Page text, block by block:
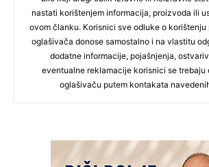
nastati korištenjem informacija, proizvoda ili
ovom članku. Korisnici sve odluke o korištenju
oglašivača donose samostalno i na vlastitu
dodatne informacije, pojašnjenja,
eventualne reklamacije korisnici se trebaju
oglašivaču putem kontakata